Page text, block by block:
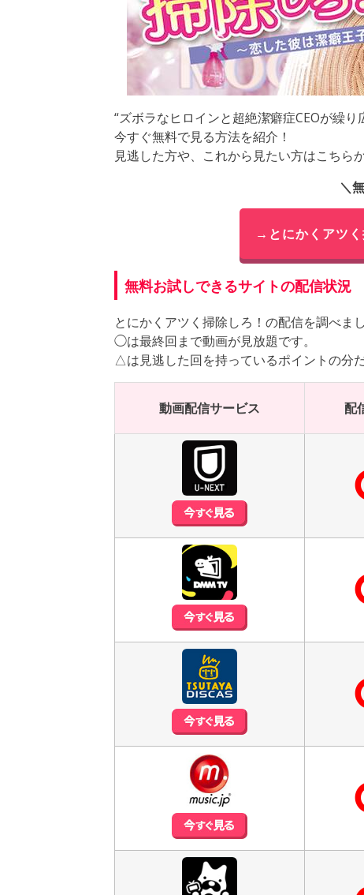
“ズボラなヒロインと超絶潔癖症CEOが繰
今すぐ無料で見る方法を紹介！
見逃した方や、これから見たい方はこちら
＼
→とにかくアツ
無料お試しできるサイトの配信状況
とにかくアツく掃除しろ！の配信を調べまし
◯は最終回まで動画が見放題です。
△は見逃した回を持っているポイントの分
動画配信サービス 配